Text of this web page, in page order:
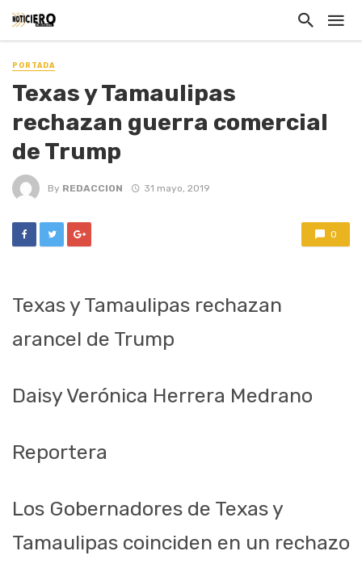
PORTADA
Texas y Tamaulipas
rechazan guerra comercial
de Trump
By REDACCION 31 mayo, 2019
0
Texas y Tamaulipas rechazan
arancel de Trump
Daisy Verónica Herrera Medrano
Reportera
Los Gobernadores de Texas y
Tamaulipas coinciden en un rechazo